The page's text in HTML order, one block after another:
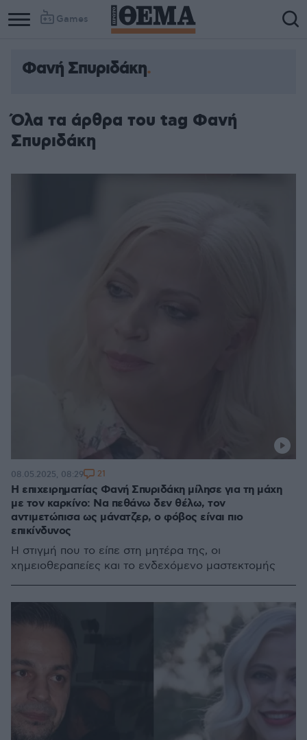
Games
Φανή Σπυριδάκη
Όλα τα άρθρα του tag Φανή
Σπυριδάκη
Η επιχειρηματίας Φανή Σπυριδάκη μίλησε για τη μάχη
με τον καρκίνο: Να πεθάνω δεν θέλω, τον
αντιμετώπισα ως μάνατζερ, ο φόβος είναι πιο
επικίνδυνος
H στιγμή που το είπε στη μητέρα της, οι
χημειοθεραπείες και το ενδεχόμενο μαστεκτομής
08.05.2025, 08:29 21